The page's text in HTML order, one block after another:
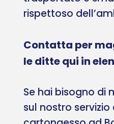
rispettoso
Contatta per
le ditte qui in
Se hai bisogno di
sul nostro